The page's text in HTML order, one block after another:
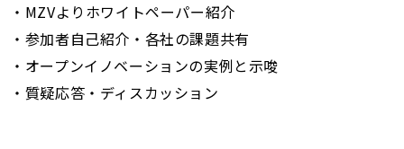
・MZVよりホワイトペーパー紹介
・参加者自己紹介・各社の課題共有
・オープンイノベーションの実例と示唆
・質疑応答・ディスカッション